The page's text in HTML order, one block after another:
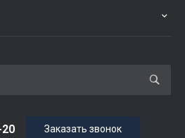
Заказать звонок